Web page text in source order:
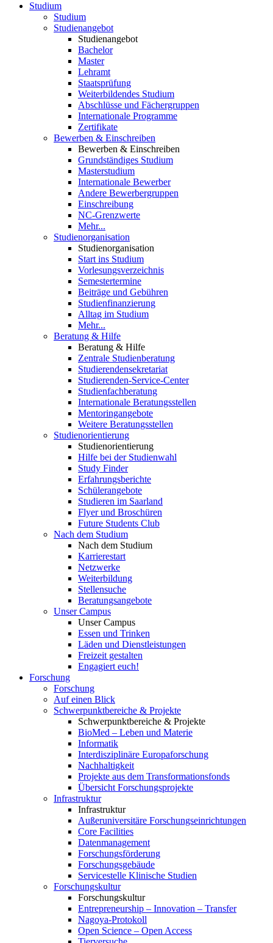
Studium
Studium
Studienangebot
Studienangebot
Bachelor
Master
Lehramt
Staatsprüfung
Weiterbildendes Studium
Abschlüsse und Fächergruppen
Internationale Programme
Zertifikate
Bewerben & Einschreiben
Bewerben & Einschreiben
Grundständiges Studium
Masterstudium
Internationale Bewerber
Andere Bewerbergruppen
Einschreibung
NC-Grenzwerte
Mehr...
Studienorganisation
Studienorganisation
Start ins Studium
Vorlesungsverzeichnis
Semestertermine
Beiträge und Gebühren
Studienfinanzierung
Alltag im Studium
Mehr...
Beratung & Hilfe
Beratung & Hilfe
Zentrale Studienberatung
Studierendensekretariat
Studierenden-Service-Center
Studienfachberatung
Internationale Beratungsstellen
Mentoringangebote
Weitere Beratungsstellen
Studienorientierung
Studienorientierung
Hilfe bei der Studienwahl
Study Finder
Erfahrungsberichte
Schülerangebote
Studieren im Saarland
Flyer und Broschüren
Future Students Club
Nach dem Studium
Nach dem Studium
Karrierestart
Netzwerke
Weiterbildung
Stellensuche
Beratungsangebote
Unser Campus
Unser Campus
Essen und Trinken
Läden und Dienstleistungen
Freizeit gestalten
Engagiert euch!
Forschung
Forschung
Auf einen Blick
Schwerpunktbereiche & Projekte
Schwerpunktbereiche & Projekte
BioMed – Leben und Materie
Informatik
Interdisziplinäre Europaforschung
Nachhaltigkeit
Projekte aus dem Transformationsfonds
Übersicht Forschungsprojekte
Infrastruktur
Infrastruktur
Außeruniversitäre Forschungseinrichtungen
Core Facilities
Datenmanagement
Forschungsförderung
Forschungsgebäude
Servicestelle Klinische Studien
Forschungskultur
Forschungskultur
Entrepreneurship – Innovation – Transfer
Nagoya-Protokoll
Open Science – Open Access